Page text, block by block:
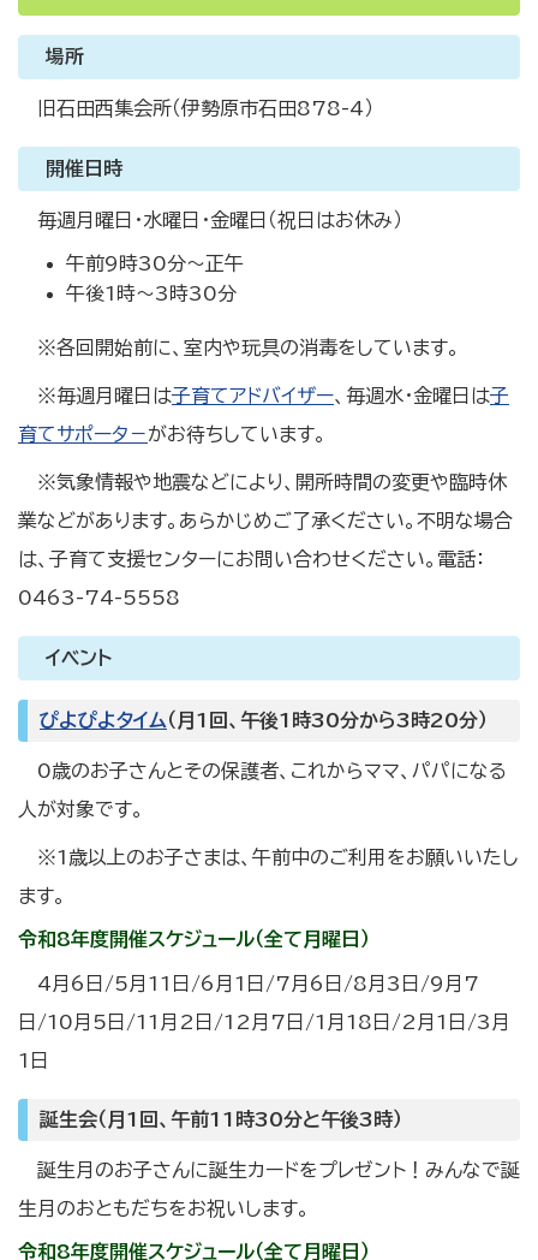
場所
旧石田西集会所（伊勢原市石田878-4）
開催日時
毎週月曜日・水曜日・金曜日（祝日はお休み）
午前9時30分～正午
午後1時～3時30分
※各回開始前に、室内や玩具の消毒をしています。
※毎週月曜日は子育てアドバイザー、毎週水・金曜日は子
育てサポータ－がお待ちしています。
※気象情報や地震などにより、開所時間の変更や臨時休
業などがあります。あらかじめご了承ください。不明な場合
は、子育て支援センターにお問い合わせください。電話：
0463-74-5558
イベント
ぴよぴよタイム（月1回、午後1時30分から3時20分）
0歳のお子さんとその保護者、これからママ、パパになる
人が対象です。
※1歳以上のお子さまは、午前中のご利用をお願いいたし
ます。
令和8年度開催スケジュール（全て月曜日）
4月6日/5月11日/6月1日/7月6日/8月3日/9月7
日/10月5日/11月2日/12月7日/1月18日/2月1日/3月
1日
誕生会（月1回、午前11時30分と午後3時）
誕生月のお子さんに誕生カードをプレゼント！みんなで誕
生月のおともだちをお祝いします。
令和8年度開催スケジュール（全て月曜日）